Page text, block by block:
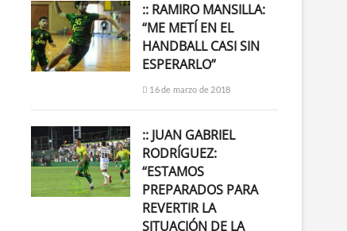
:: RAMIRO MANSILLA:
“ME METÍ EN EL
HANDBALL CASI SIN
ESPERARLO”
16 de marzo de 2018
:: JUAN GABRIEL
RODRÍGUEZ:
“ESTAMOS
PREPARADOS PARA
REVERTIR LA
SITUACIÓN DE LA